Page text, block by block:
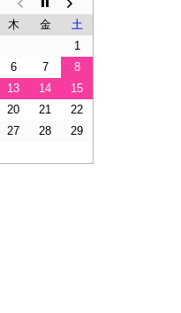
木 金
土
1
6 7
8
13 14
15
20 21
22
27 28
29